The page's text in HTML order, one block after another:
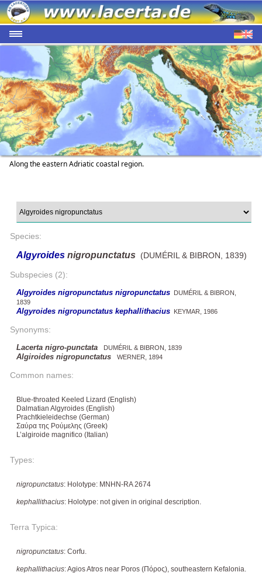
Along the eastern Adriatic coastal region.
Species:
Algyroides nigropunctatus (DUMÉRIL & BIBRON, 1839)
Subspecies (2):
Algyroides nigropunctatus nigropunctatus DUMÉRIL & BIBRON,
1839
Algyroides nigropunctatus kephallithacius KEYMAR, 1986
Synonyms:
Lacerta nigro-punctata DUMÉRIL & BIBRON, 1839
Algiroides nigropunctatus WERNER, 1894
Common names:
Blue-throated Keeled Lizard (English)
Dalmatian Algyroides (English)
Prachtkieleidechse (German)
Σαύρα της Ρούμελης (Greek)
L’algiroide magnifico (Italian)
Types:
nigropunctatus: Holotype: MNHN-RA 2674
kephallithacius: Holotype: not given in original description.
Terra Typica:
nigropunctatus: Corfu.
kephallithacius: Agios Atros near Poros (Πόρος), southeastern Kefalonia.